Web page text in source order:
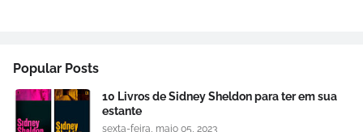
Popular Posts
10 Livros de Sidney Sheldon para ter em sua
estante
sexta-feira, maio 05, 2023